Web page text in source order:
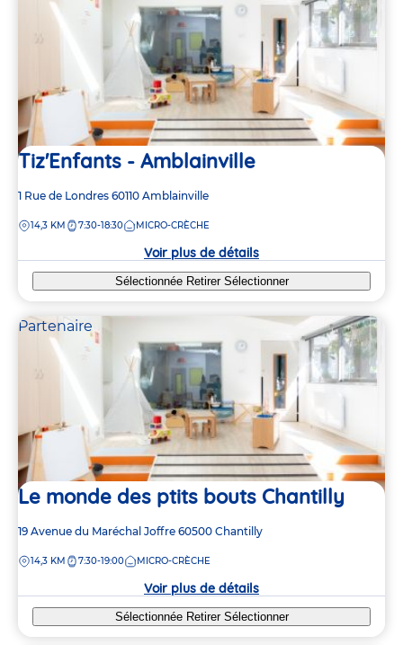
Tiz'Enfants - Amblainville
Adresse
la
1 Rue de Londres 60110 Amblainville
DISTANCE
14,3 KM 7:30-18:30 MICRO-CRÈCHE
Voir plus de détails
Sélectionnée Retirer Sélectionner
Partenaire
Le monde des ptits bouts Chantilly
Adresse
la
19 Avenue du Maréchal Joffre 60500 Chantilly
DISTANCE
14,3 KM 7:30-19:00 MICRO-CRÈCHE
Voir plus de détails
Sélectionnée Retirer Sélectionner